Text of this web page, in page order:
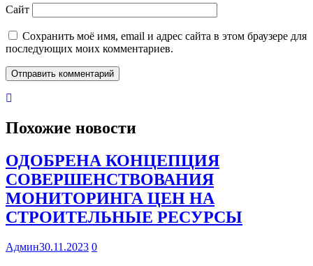
Сайт
Сохранить моё имя, email и адрес сайта в этом браузере для
последующих моих комментариев.
Похожие новости
ОДОБРЕНА КОНЦЕПЦИЯ
СОВЕРШЕНСТВОВАНИЯ
МОНИТОРИНГА ЦЕН НА
СТРОИТЕЛЬНЫЕ РЕСУРСЫ
Админ30.11.2023 0